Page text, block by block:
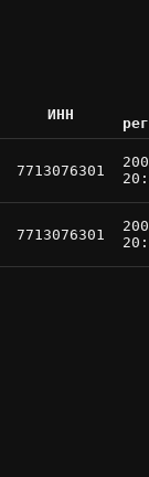
ИНН
7713076301
7713076301